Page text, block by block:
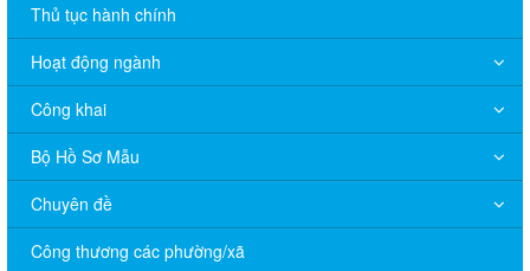
Thủ tục hành chính
Hoạt động ngành
Công khai
Bộ Hồ Sơ Mẫu
Chuyên đề
Công thương các phường/xã